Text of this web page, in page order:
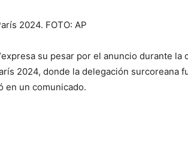
2024. FOTO: AP
su pesar por el anuncio durante la
2024, donde la delegación surcoreana
en un comunicado.